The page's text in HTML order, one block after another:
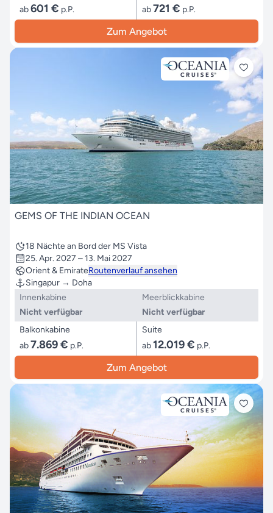
ab601 € p.P.
ab721 € p.P.
Zum Angebot
GEMS OF THE INDIAN OCEAN
18 Nächte an Bord der MS Vista
25. Apr. 2027 – 13. Mai 2027
Orient & EmirateRoutenverlauf ansehen
Singapur → Doha
Innenkabine
Nicht verfügbar
Meerblickkabine
Nicht verfügbar
Balkonkabine
ab7.869 € p.P.
Suite
ab12.019 € p.P.
Zum Angebot